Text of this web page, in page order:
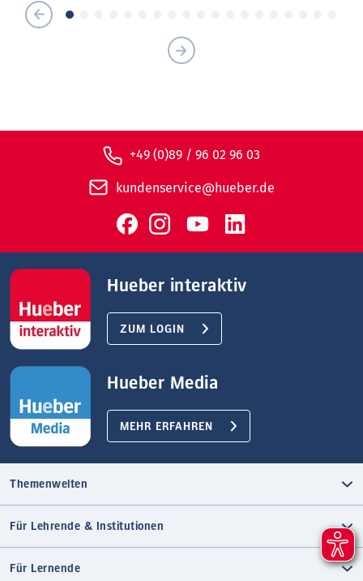
+49 (0)89 / 96 02 96 03
kundenservice@hueber.de
Hueber interaktiv
ZUM LOGIN
Hueber Media
MEHR ERFAHREN
Themenwelten
Für Lehrende & Institutionen
Für Lernende